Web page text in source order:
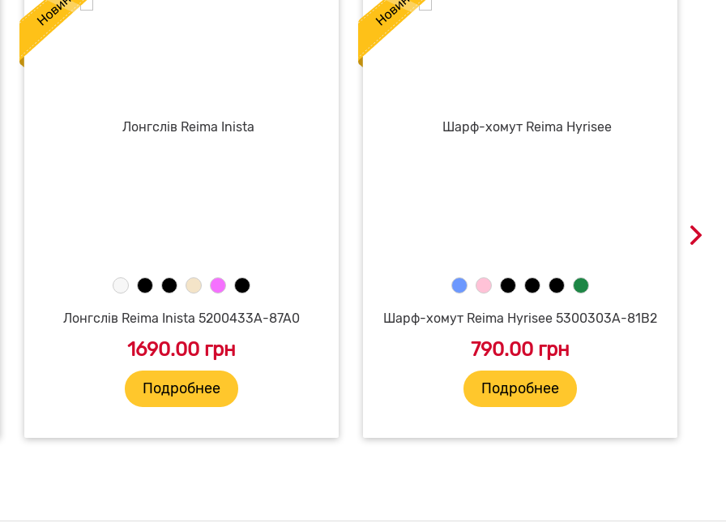
Лонгслів Reima Inista 5200433A-87A0
1690.00 грн
Подробнее
Шарф-хомут Reima Hyrisee 5300303A-81B2
790.00 грн
Подробнее